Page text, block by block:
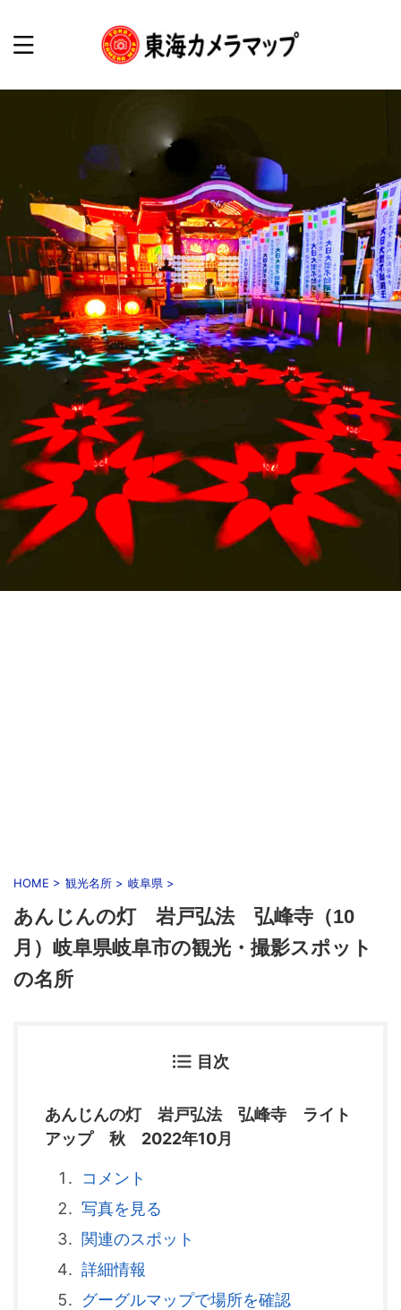
HOME > 観光名所 > 岐阜県 >
あんじんの灯 岩戸弘法 弘峰寺（10
月）岐阜県岐阜市の観光・撮影スポット
の名所
目次
あんじんの灯 岩戸弘法 弘峰寺 ライト
アップ 秋 2022年10月
コメント
写真を見る
関連のスポット
詳細情報
グーグルマップで場所を確認